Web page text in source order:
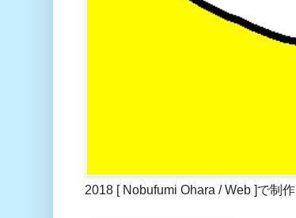
2018 [ Nobufumi Ohara / Web ]で制作